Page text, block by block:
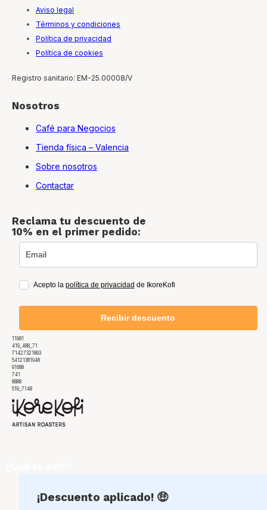
Aviso legal
Términos y condiciones
Política de privacidad
Política de cookies
Registro sanitario: EM-25.00008/V
Nosotros
Café para Negocios
Tienda física – Valencia
Sobre nosotros
Contactar
Reclama tu descuento de
10% en el primer pedido:
Acepto la política de privacidad de IkoreKofi
Recibir descuento
11981
419_488_71
71427321893
54121381948
91688
741
8888
519_7148
¡Descuento aplicado! 🤑